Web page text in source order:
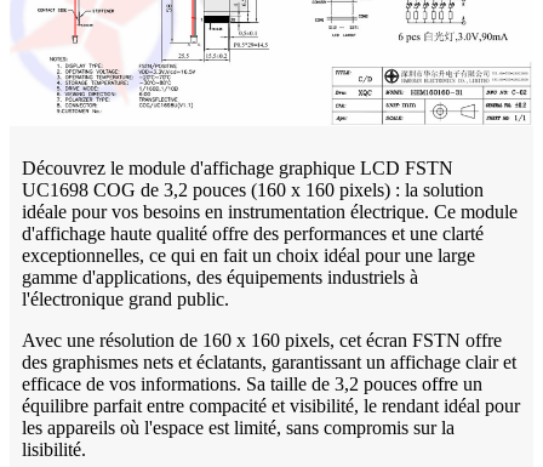
Découvrez le module d'affichage graphique LCD FSTN
UC1698 COG de 3,2 pouces (160 x 160 pixels) : la solution
idéale pour vos besoins en instrumentation électrique. Ce module
d'affichage haute qualité offre des performances et une clarté
exceptionnelles, ce qui en fait un choix idéal pour une large
gamme d'applications, des équipements industriels à
l'électronique grand public.
Avec une résolution de 160 x 160 pixels, cet écran FSTN offre
des graphismes nets et éclatants, garantissant un affichage clair et
efficace de vos informations. Sa taille de 3,2 pouces offre un
équilibre parfait entre compacité et visibilité, le rendant idéal pour
les appareils où l'espace est limité, sans compromis sur la
lisibilité.